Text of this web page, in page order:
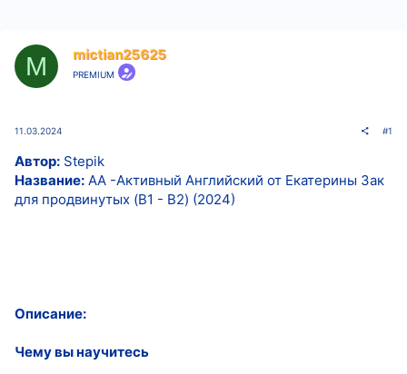
а
M mictian25625
PREMIUM
11.03.2024 #1
Автор: Stepik
Название: АА -Активный Английский от Екатерины Зак
для продвинутых (B1 - B2) (2024)
Описание:
Чему вы научитесь